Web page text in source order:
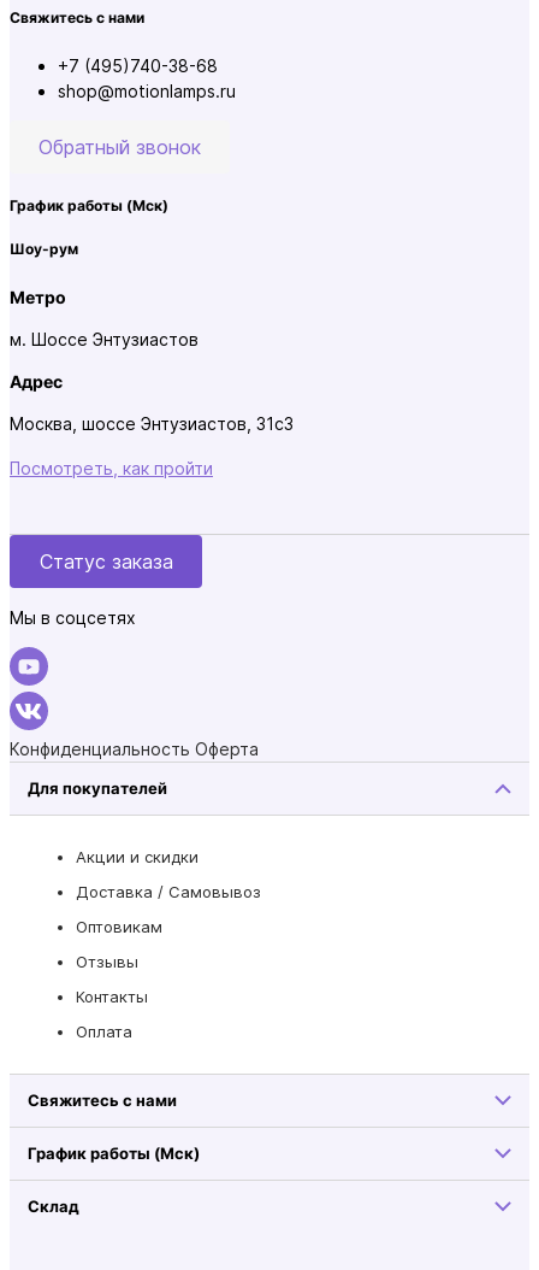
Свяжитесь с нами
+7 (495)740-38-68
shop@motionlamps.ru
Обратный звонок
График работы (Мск)
Шоу-рум
Метро
м. Шоссе Энтузиастов
Адрес
Москва, шоссе Энтузиастов, 31с3
Посмотреть, как пройти
Статус заказа
Мы в соцсетях
Конфиденциальность Оферта
Для покупателей
Акции и скидки
Доставка / Самовывоз
Оптовикам
Отзывы
Контакты
Оплата
Свяжитесь с нами
График работы (Мск)
Склад